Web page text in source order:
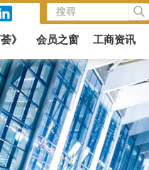
》 会员之窗 工商资讯